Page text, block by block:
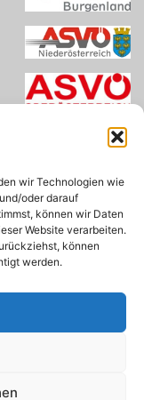
wir Technologien wie
oder darauf
können wir Daten
Website verarbeiten.
können
werden.